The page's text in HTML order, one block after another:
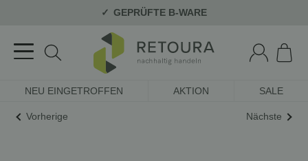
GEPRÜFTE B-WARE
NEU EINGETROFFEN AKTION SALE
Vorherige Nächste